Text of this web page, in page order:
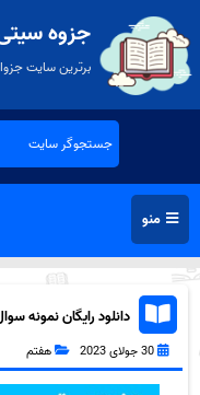
جزوه
برترین سایت
منو
دانلود رایگان نمونه
قرآن هفتم به همراه pdf
30 جولای 2023 هفتم